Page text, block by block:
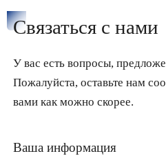
Связаться с нами
У вас есть вопросы,
Пожалуйста, оставьте нам
вами как можно скорее.
Ваша информация